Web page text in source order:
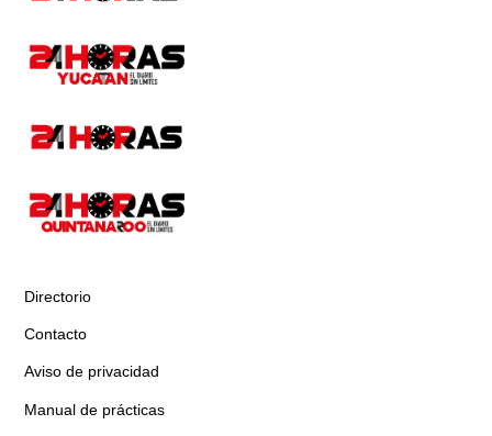
Directorio
Contacto
Aviso de privacidad
Manual de prácticas